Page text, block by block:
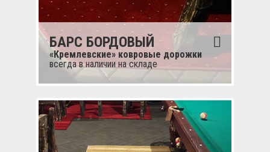
БАРС БОРДОВЫЙ
«Кремлевские» ковровые дорожки
всегда в наличии на складе